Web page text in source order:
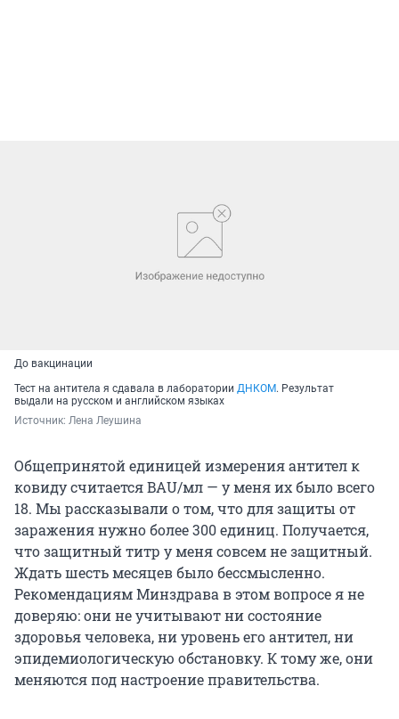
До вакцинации
Тест на антитела я сдавала в лаборатории ДНКОМ. Результат
выдали на русском и английском языках
Источник: Лена Леушина
Общепринятой единицей измерения антител к
ковиду считается BAU/мл — у меня их было всего
18. Мы рассказывали о том, что для защиты от
заражения нужно более 300 единиц. Получается,
что защитный титр у меня совсем не защитный.
Ждать шесть месяцев было бессмысленно.
Рекомендациям Минздрава в этом вопросе я не
доверяю: они не учитывают ни состояние
здоровья человека, ни уровень его антител, ни
эпидемиологическую обстановку. К тому же, они
меняются под настроение правительства.